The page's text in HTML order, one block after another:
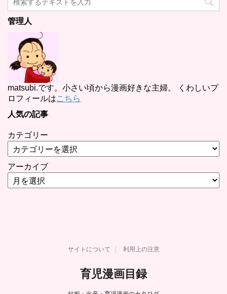
管理人
matsubi.です。小さい頃から漫画好きな主婦。 くわしいプ
ロフィールはこちら
人気の記事
カテゴリー
アーカイブ
サイトについて 利用上の注意
育児漫画目録